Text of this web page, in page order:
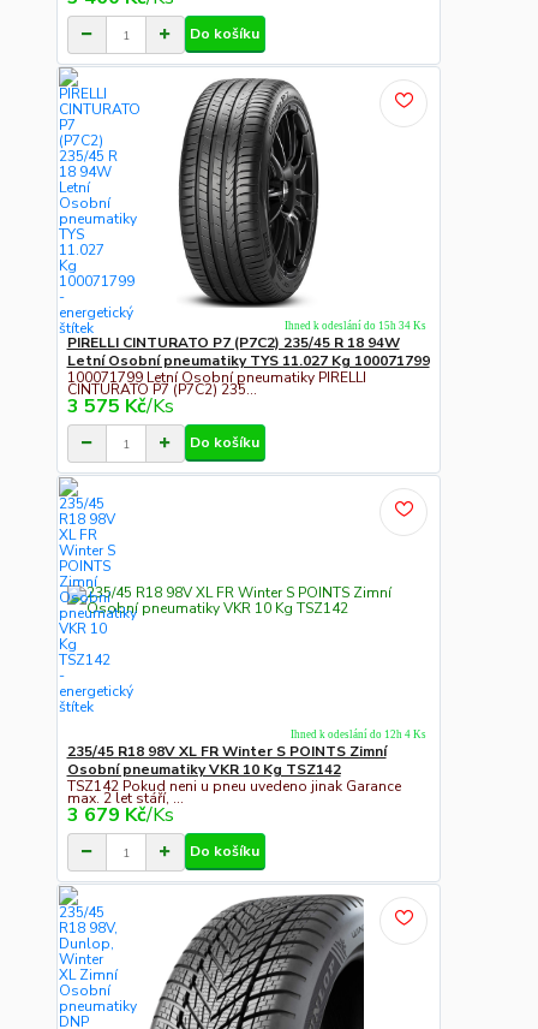
Do košíku
PIRELLI CINTURATO P7 (P7C2) 235/45 R 18 94W
Letní Osobní pneumatiky TYS 11.027 Kg 100071799
100071799 Letní Osobní pneumatiky PIRELLI
CINTURATO P7 (P7C2) 235...
3 575 Kč/Ks
Ihned k odeslání do 15h 34 Ks
Do košíku
235/45 R18 98V XL FR Winter S POINTS Zimní
Osobní pneumatiky VKR 10 Kg TSZ142
TSZ142 Pokud neni u pneu uvedeno jinak Garance
max. 2 let stáří, ...
3 679 Kč/Ks
Ihned k odeslání do 12h 4 Ks
Do košíku